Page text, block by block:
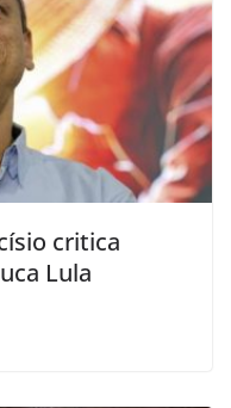
critica
Lula